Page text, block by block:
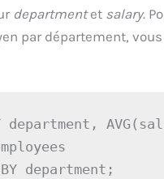
departmentet salary.
par département,
department,
BY department;